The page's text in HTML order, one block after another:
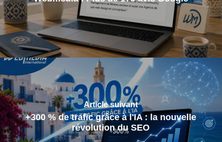
Article suivant
+300 % de trafic grâce à l'IA : la nouvelle
révolution du SEO